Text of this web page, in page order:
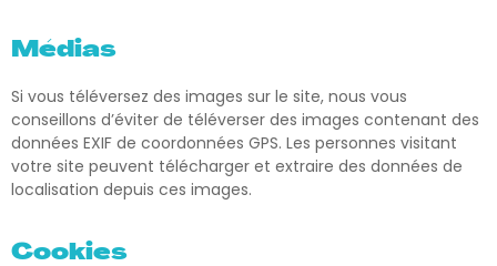
Médias
Si vous téléversez des images sur le site, nous vous
conseillons d’éviter de téléverser des images contenant des
données EXIF de coordonnées GPS. Les personnes visitant
votre site peuvent télécharger et extraire des données de
localisation depuis ces images.
Cookies